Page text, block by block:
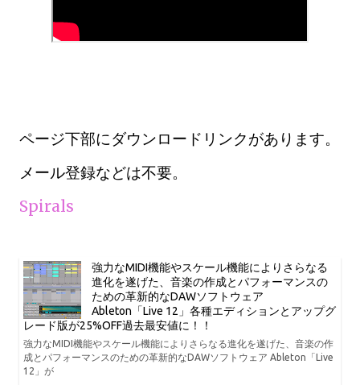
ページ下部にダウンロードリンクがあります。
メール登録などは不要。
Spirals
強力なMIDI機能やスケール機能によりさらなる
進化を遂げた、音楽の作成とパフォーマンスの
ための革新的なDAWソフトウェア
Ableton「Live 12」各種エディションとアップグ
レード版が25%OFF過去最安値に！！
強力なMIDI機能やスケール機能によりさらなる進化を遂げた、音楽の作
成とパフォーマンスのための革新的なDAWソフトウェア Ableton「Live
12」が